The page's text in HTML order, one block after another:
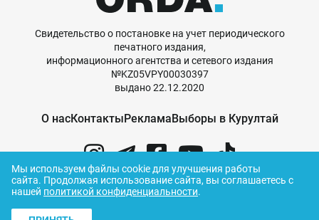
Свидетельство о постановке на учет периодического
печатного издания,
информационного агентства и сетевого издания
№KZ05VPY00030397
выдано 22.12.2020
О насКонтактыРекламаВыборы в Курултай
© ORDA,2026.Правила использования
Мы используем файлы cookie для улучшения работы
сайта. Продолжая использование сайта, вы соглашаетесь с
нашей политикой конфиденциальности.